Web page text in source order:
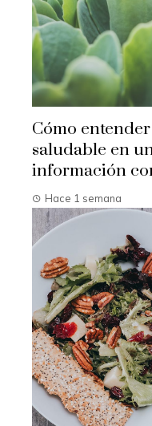
Cómo
saludable en
información
Hace 1 semana